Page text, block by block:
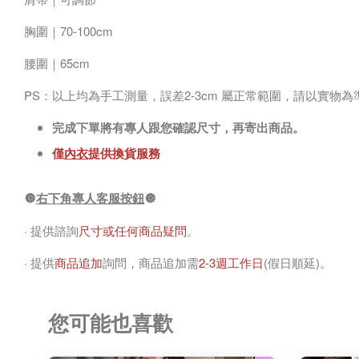
胸圍｜70-100cm
腰圍｜65cm
PS：以上均為手工測量，誤差2-3cm 屬正常範圍，請以實物為
完成下單將有專人跟您確認尺寸，再寄出商品。
僅內衣提供換貨服務
🔘右下角專人客服按鈕🔘
· 提供諮詢尺寸或任何商品疑問。
· 提供商品追加詢問，商品追加需2-3週工作日(假日順延)。
您可能也喜歡